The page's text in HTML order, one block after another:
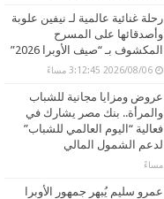
رحلة غنائية عالمية لـ نيفين علوبة
وأصدقائها على المسرح
المكشوف بـ “صيف الأوبرا 2026”
2026/08/06 3:12:45 مساءً
عروض ومزايا مجانية للشباب
والمرأة.. بنك مصر يشارك في
فعالية “اليوم العالمي للشباب”
لدعم الشمول المالي
عمرو سليم يُبهر جمهور الأوبرا